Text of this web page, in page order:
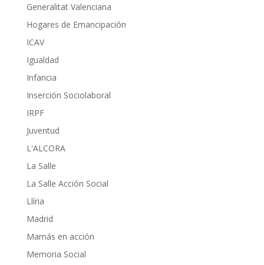
Generalitat Valenciana
Hogares de Emancipación
ICAV
Igualdad
Infancia
Inserción Sociolaboral
IRPF
Juventud
L'ALCORA
La Salle
La Salle Acción Social
Llíria
Madrid
Mamás en acción
Memoria Social